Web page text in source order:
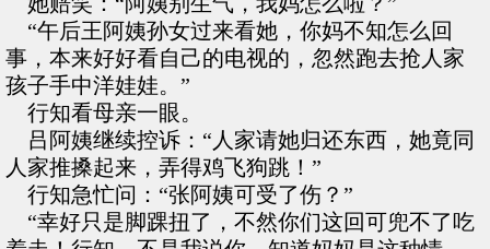
“午后王阿姨孙女过来看她，你妈不知怎么回
事，本来好好看自己的电视的，忽然跑去抢人家
孩子手中洋娃娃。”
行知看母亲一眼。
吕阿姨继续控诉：“人家请她归还东西，她竟同
人家推搡起来，弄得鸡飞狗跳！”
行知急忙问：“张阿姨可受了伤？”
“幸好只是脚踝扭了，不然你们这回可兜不了吃